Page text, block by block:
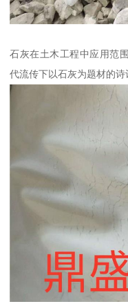
石灰在土木工程中应用范
代流传下以石灰为题材的诗